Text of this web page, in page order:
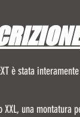
è stata
XXL, una